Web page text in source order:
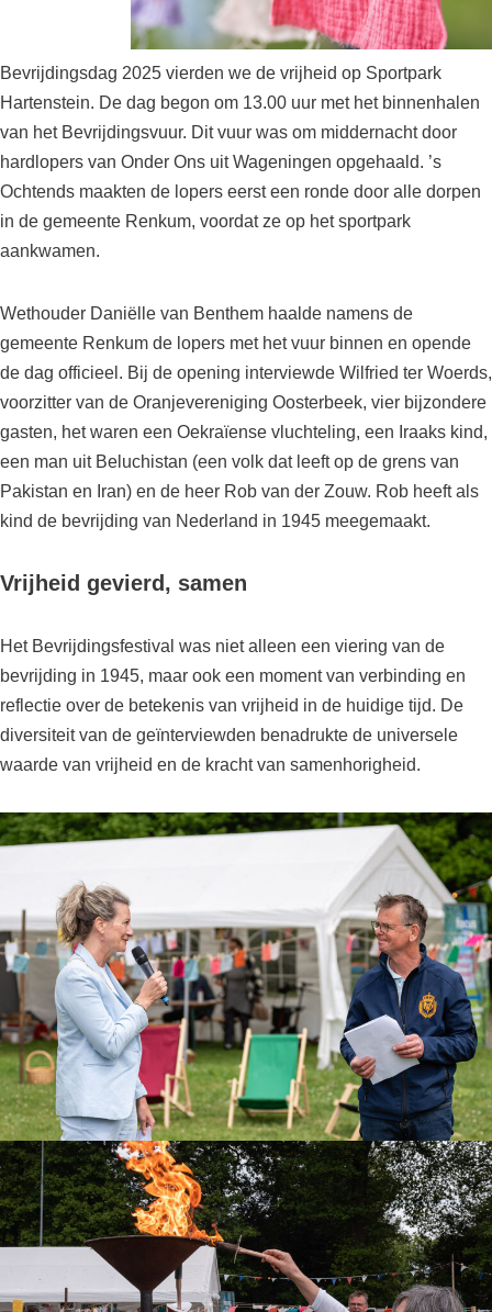
Bevrijdingsdag 2025 vierden we de vrijheid op Sportpark
Hartenstein. De dag begon om 13.00 uur met het binnenhalen
van het Bevrijdingsvuur. Dit vuur was om middernacht door
hardlopers van Onder Ons uit Wageningen opgehaald. ’s
Ochtends maakten de lopers eerst een ronde door alle dorpen
in de gemeente Renkum, voordat ze op het sportpark
aankwamen.
Wethouder Daniëlle van Benthem haalde namens de
gemeente Renkum de lopers met het vuur binnen en opende
de dag officieel. Bij de opening interviewde Wilfried ter Woerds,
voorzitter van de Oranjevereniging Oosterbeek, vier bijzondere
gasten, het waren een Oekraïense vluchteling, een Iraaks kind,
een man uit Beluchistan (een volk dat leeft op de grens van
Pakistan en Iran) en de heer Rob van der Zouw. Rob heeft als
kind de bevrijding van Nederland in 1945 meegemaakt.
Vrijheid gevierd, samen
Het Bevrijdingsfestival was niet alleen een viering van de
bevrijding in 1945, maar ook een moment van verbinding en
reflectie over de betekenis van vrijheid in de huidige tijd. De
diversiteit van de geïnterviewden benadrukte de universele
waarde van vrijheid en de kracht van samenhorigheid.